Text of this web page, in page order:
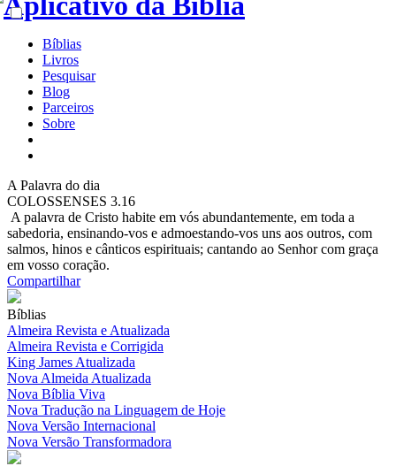
Bíblias
Livros
Pesquisar
Blog
Parceiros
Sobre
A Palavra do dia
COLOSSENSES 3.16
A palavra de Cristo habite em vós abundantemente, em toda a
sabedoria, ensinando-vos e admoestando-vos uns aos outros, com
salmos, hinos e cânticos espirituais; cantando ao Senhor com graça
em vosso coração.
Compartilhar
Bíblias
Almeira Revista e Atualizada
Almeira Revista e Corrigida
King James Atualizada
Nova Almeida Atualizada
Nova Bíblia Viva
Nova Tradução na Linguagem de Hoje
Nova Versão Internacional
Nova Versão Transformadora